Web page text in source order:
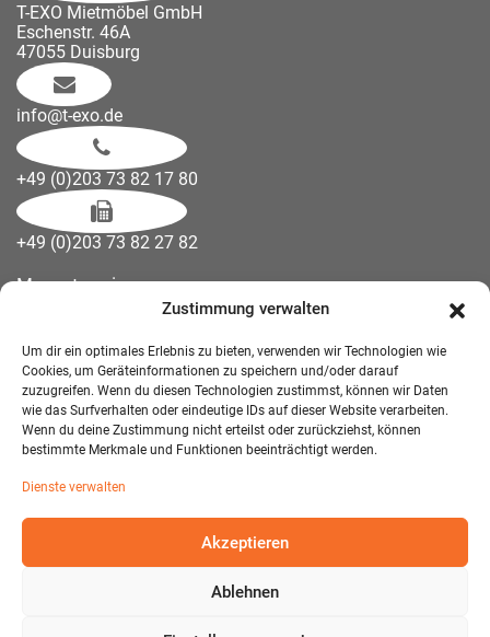
Zustimmung verwalten
Um dir ein optimales Erlebnis zu bieten, verwenden wir Technologien wie
Cookies, um Geräteinformationen zu speichern und/oder darauf
zuzugreifen. Wenn du diesen Technologien zustimmst, können wir Daten
wie das Surfverhalten oder eindeutige IDs auf dieser Website verarbeiten.
Wenn du deine Zustimmung nicht erteilst oder zurückziehst, können
bestimmte Merkmale und Funktionen beeinträchtigt werden.
Dienste verwalten
Akzeptieren
Ablehnen
T-EXO Mietmöbel GmbH
Eschenstr. 46A
47055 Duisburg
info@t-exo.de
+49 (0)203 73 82 17 80
+49 (0)203 73 82 27 82
Messetermine
Downloads
Wandelemente
Über uns
Impressum
AGB Mietmöbel
Datenschutzerklärung
© 2026 T-EXO GmbH Mietmöbel - Alle Rechte vorbehalten.